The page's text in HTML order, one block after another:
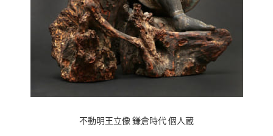
不動明王立像 鎌倉時代 個人蔵